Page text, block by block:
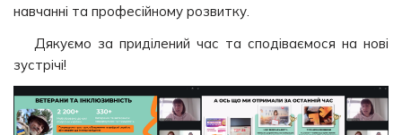
навчанні та професійному розвитку.
Дякуємо за приділений час та сподіваємося на нові
зустрічі!